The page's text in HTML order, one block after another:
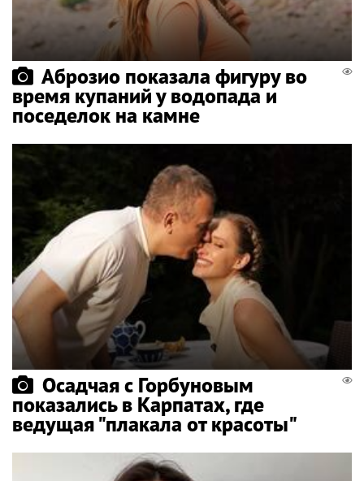
Аброзио показала фигуру во
время купаний у водопада и
поседелок на камне
Осадчая с Горбуновым
показались в Карпатах, где
ведущая "плакала от красоты"